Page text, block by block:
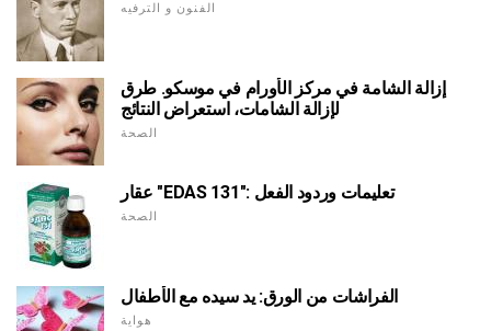
الفنون و الترفيه
إزالة الشامة في مركز الأورام في موسكو. طرق
لإزالة الشامات، استعراض النتائج
الصحة
عقار "EDAS 131": تعليمات وردود الفعل
الصحة
الفراشات من الورق: يد سيده مع الأطفال
هواية